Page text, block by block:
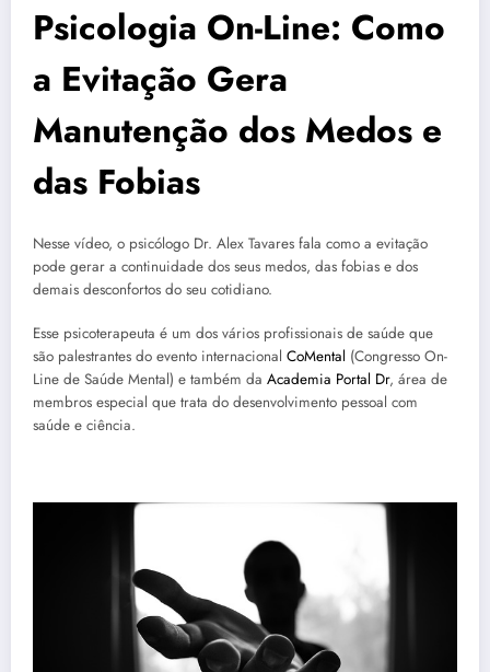
Psicologia On-Line: Como
a Evitação Gera
Manutenção dos Medos e
das Fobias
Nesse vídeo, o psicólogo Dr. Alex Tavares fala como a evitação
pode gerar a continuidade dos seus medos, das fobias e dos
demais desconfortos do seu cotidiano.
Esse psicoterapeuta é um dos vários profissionais de saúde que
são palestrantes do evento internacional CoMental (Congresso On-
Line de Saúde Mental) e também da Academia Portal Dr, área de
membros especial que trata do desenvolvimento pessoal com
saúde e ciência.